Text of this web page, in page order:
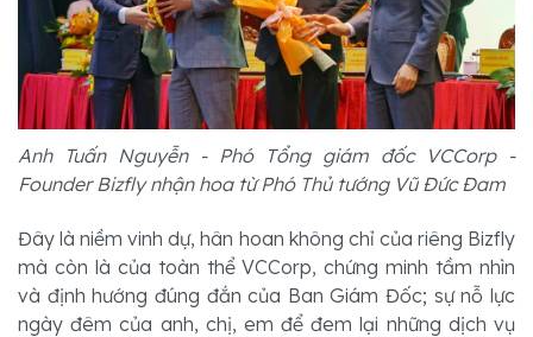
Anh Tuấn Nguyễn - Phó Tổng giám đốc VCCorp -
Founder Bizfly nhận hoa từ Phó Thủ tướng Vũ Đức Đam
Đây là niềm vinh dự, hân hoan không chỉ của riêng Bizfly
mà còn là của toàn thể VCCorp, chứng minh tầm nhìn
và định hướng đúng đắn của Ban Giám Đốc; sự nỗ lực
ngày đêm của anh, chị, em để đem lại những dịch vụ